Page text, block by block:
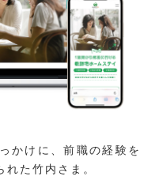
かけに、前職の経験を
た竹内さま。